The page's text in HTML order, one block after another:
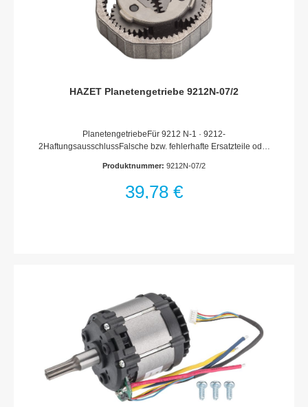
HAZET Planetengetriebe 9212N-07/2
PlanetengetriebeFür 9212 N-1 · 9212-
2HaftungsausschlussFalsche bzw. fehlerhafte Ersatzteile oder
Fehlfunktionen oder Totalausfall des Gerätes führen.Bei
Verwendung nicht freigegebener Ersatzteile oder
unsachgemäßen Einbau verfallen sämtliche Garantie-,
Produktnummer: 9212N-07/2
39,78 €